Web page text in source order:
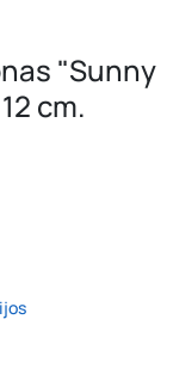
"Sunny
cm.